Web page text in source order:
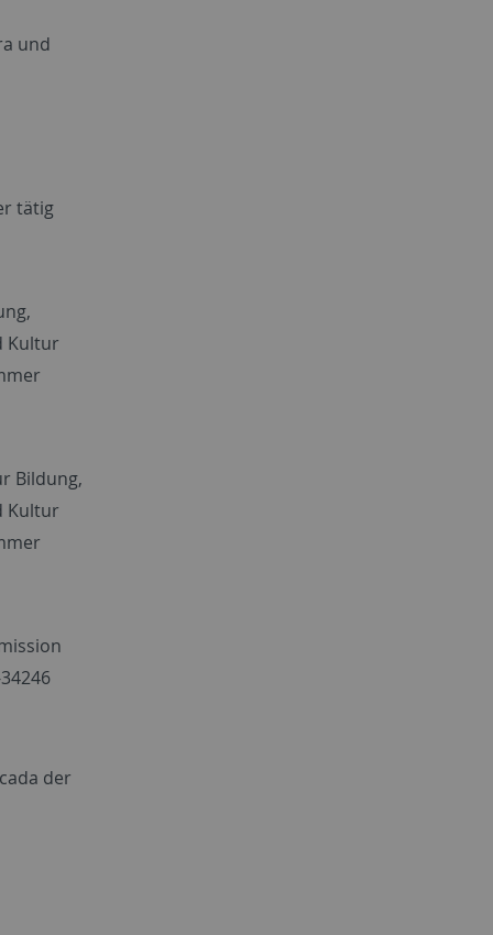
und
tätig
Kultur
Bildung,
Kultur
der